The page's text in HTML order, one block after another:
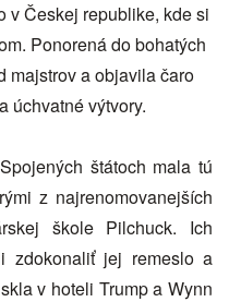
v Českej republike, kde si
Ponorená do bohatých
majstrov a objavila čaro
úchvatné výtvory.
štátoch mala tú
z najrenomovanejších
škole Pilchuck. Ich
zdokonaliť jej remeslo a
v hoteli Trump a Wynn